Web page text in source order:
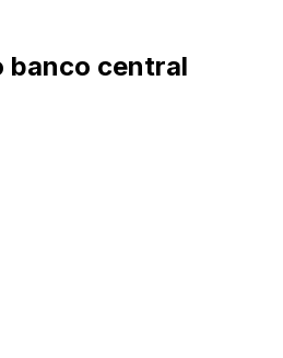
banco central